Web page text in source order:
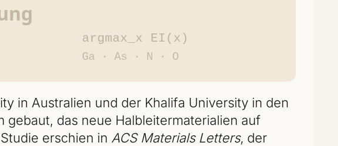
in Australien und der Khalifa University in den
gebaut, das neue Halbleitermaterialien auf
erschien in ACS Materials Letters, der